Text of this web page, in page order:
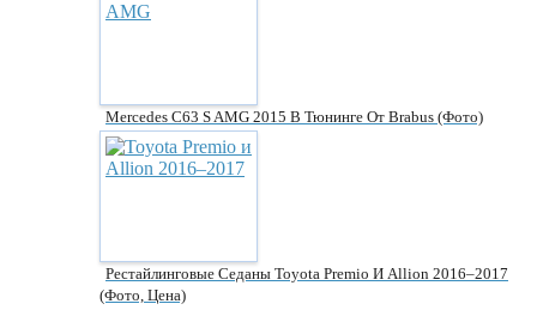
Mercedes C63 S AMG 2015 В Тюнинге От Brabus (фото)
Рестайлинговые Седаны Toyota Premio И Allion 2016–2017
(фото, Цена)